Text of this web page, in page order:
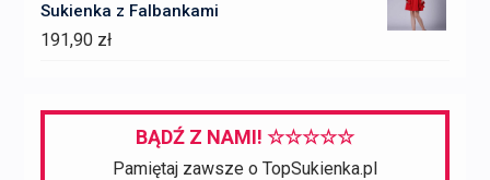
Sukienka z Falbankami
191,90 zł
BĄDŹ Z NAMI! ☆☆☆☆☆
Pamiętaj zawsze o TopSukienka.pl